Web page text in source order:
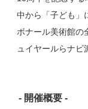
中から「子ども」
ボナール美術館の
ュイヤールらナ
- 開催概要 -